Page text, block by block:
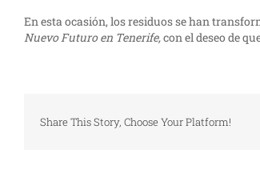
En esta ocasión, los residuos se han
Nuevo Futuro en Tenerife,con el deseo de
Share This Story, Choose Your Platform!